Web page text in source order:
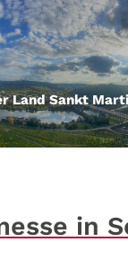
Land Sankt
in